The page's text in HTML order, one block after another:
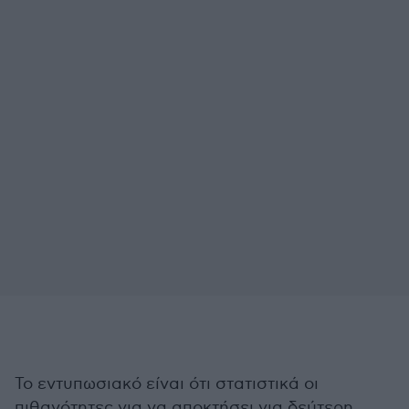
Το εντυπωσιακό είναι ότι στατιστικά οι